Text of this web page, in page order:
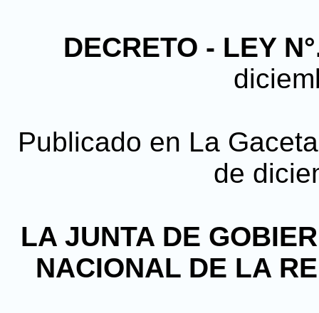
DECRETO - LEY
Publicado en La
de
LA JUNTA DE
NACIONAL DE LA